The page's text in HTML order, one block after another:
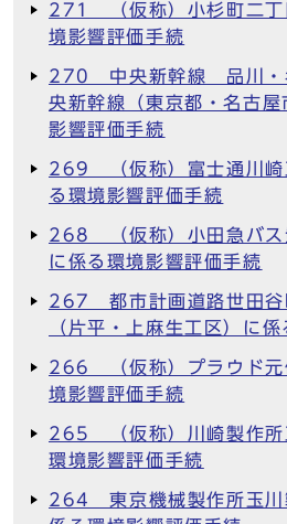
271 （仮称）小杉町二丁
境影響評価手続
270 中央新幹線 品川・
央新幹線（東京都・名古
影響評価手続
269 （仮称）富士通川崎
る環境影響評価手続
268 （仮称）小田急バス
に係る環境影響評価手続
267 都市計画道路世田谷
（片平・上麻生工区）に
266 （仮称）プラウド元
境影響評価手続
265 （仮称）川崎製作所
環境影響評価手続
264 東京機械製作所玉川